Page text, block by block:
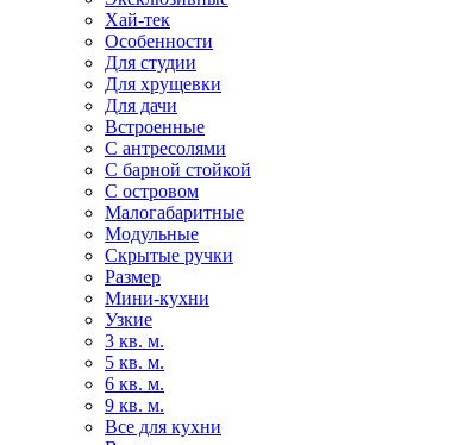
Хай-тек
Особенности
Для студии
Для хрущевки
Для дачи
Встроенные
С антресолями
С барной стойкой
С островом
Малогабаритные
Модульные
Скрытые ручки
Размер
Мини-кухни
Узкие
3 кв. м.
5 кв. м.
6 кв. м.
9 кв. м.
Все для кухни